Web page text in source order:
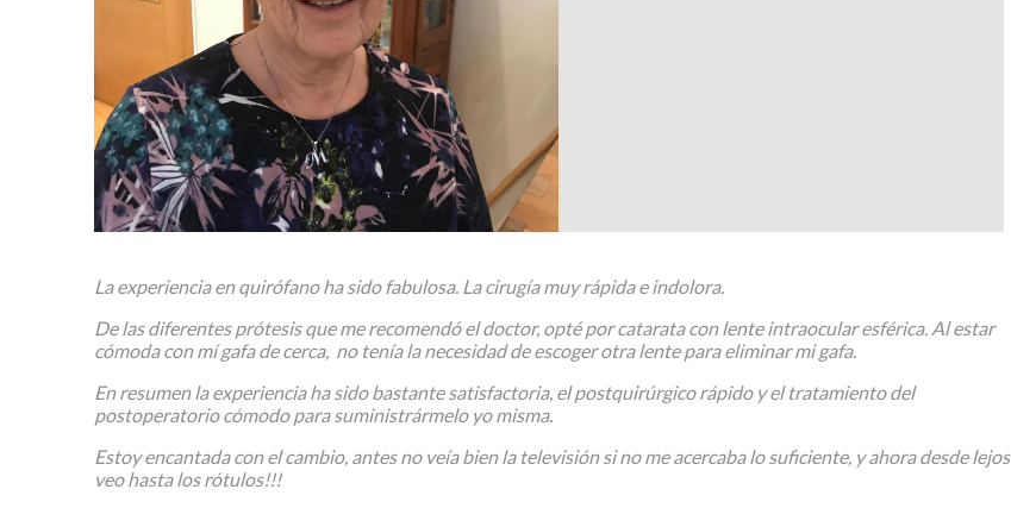
La experiencia en quirófano ha sido fabulosa. La cirugía muy rápida e indolora.
De las diferentes prótesis que me recomendó el doctor, opté por catarata con lente intraocular esférica. Al estar
cómoda con mí gafa de cerca, no tenía la necesidad de escoger otra lente para eliminar mi gafa.
En resumen la experiencia ha sido bastante satisfactoria, el postquirúrgico rápido y el tratamiento del
postoperatorio cómodo para suministrármelo yo misma.
Estoy encantada con el cambio, antes no veía bien la televisión si no me acercaba lo suficiente, y ahora desde lejos
veo hasta los rótulos!!!